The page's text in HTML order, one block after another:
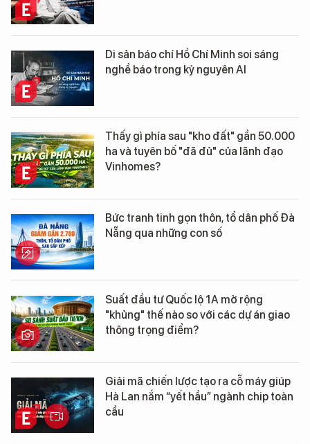
Di sản báo chí Hồ Chí Minh soi sáng
nghề báo trong kỷ nguyên AI
Thấy gì phía sau "kho đất" gần 50.000
ha và tuyên bố "đã đủ" của lãnh đạo
Vinhomes?
Bức tranh tinh gọn thôn, tổ dân phố Đà
Nẵng qua những con số
Suất đầu tư Quốc lộ 1A mở rộng
"khủng" thế nào so với các dự án giao
thông trọng điểm?
Giải mã chiến lược tạo ra cỗ máy giúp
Hà Lan nắm “yết hầu” ngành chip toàn
cầu